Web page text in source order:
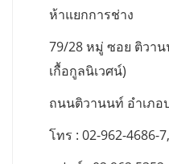
ห้าแยกการช่าง
79/28 หมู่ ซอย ติวา
เกื้อกูลนิเวศน์)
ถนนติวานนท์ อำเภอ
โทร : 02-962-4686-